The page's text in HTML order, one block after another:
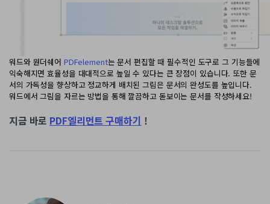
워드와 원더쉐어 PDFelement는 문서 편집할 때 필수적인 도구로 그 기능들에
익숙해지면 효율성을 대대적으로 높일 수 있다는 큰 장점이 있습니다. 또한 문
서의 가독성을 향상하고 정교하게 배치된 그림은 문서의 완성도를 높입니다.
워드에서 그림을 자르는 방법을 통해 깔끔하고 돋보이는 문서를 작성하세요!
지금 바로 PDF엘리먼트 구매하기 !